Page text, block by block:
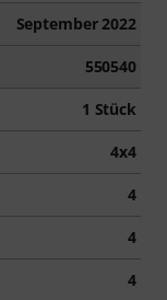
September 2022
550540
1 Stück
4x4
4
4
4